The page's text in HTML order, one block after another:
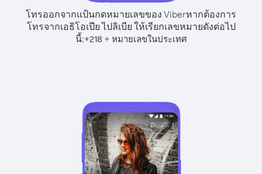
โทรออกจากแป้นกดหมายเลขของ Viberหากต้องการ
โทรจากเอธิโอเปีย ไปลิเบีย ให้เรียกเลขหมายดังต่อไป
นี้:+218 + หมายเลขในประเทศ